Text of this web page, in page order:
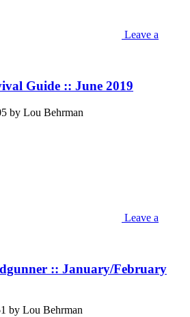
Leave a
Guide :: June 2019
by Lou Behrman
Leave a
:: January/February
by Lou Behrman